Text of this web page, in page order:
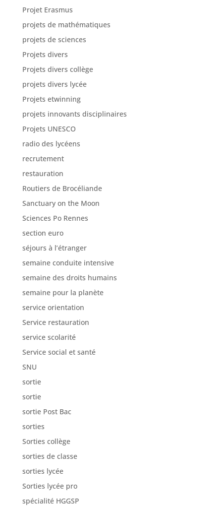
Projet Erasmus
projets de mathématiques
projets de sciences
Projets divers
Projets divers collège
projets divers lycée
Projets etwinning
projets innovants disciplinaires
Projets UNESCO
radio des lycéens
recrutement
restauration
Routiers de Brocéliande
Sanctuary on the Moon
Sciences Po Rennes
section euro
séjours à l’étranger
semaine conduite intensive
semaine des droits humains
semaine pour la planète
service orientation
Service restauration
service scolarité
Service social et santé
SNU
sortie
sortie
sortie Post Bac
sorties
Sorties collège
sorties de classe
sorties lycée
Sorties lycée pro
spécialité HGGSP